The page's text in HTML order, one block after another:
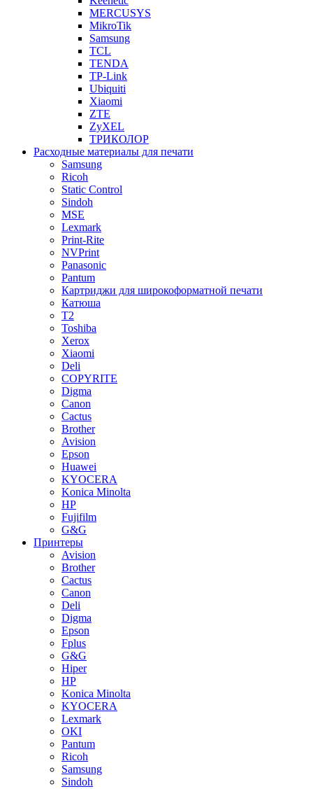
MERCUSYS
MikroTik
Samsung
TCL
TENDA
TP-Link
Ubiquiti
Xiaomi
ZTE
ZyXEL
ТРИКОЛОР
Расходные материалы для печати
Samsung
Ricoh
Static Control
Sindoh
MSE
Lexmark
Print-Rite
NVPrint
Panasonic
Pantum
Картриджи для широкоформатной печати
Катюша
T2
Toshiba
Xerox
Xiaomi
Deli
COPYRITE
Digma
Canon
Cactus
Brother
Avision
Epson
Huawei
KYOCERA
Konica Minolta
HP
Fujifilm
G&G
Принтеры
Avision
Brother
Cactus
Canon
Deli
Digma
Epson
Fplus
G&G
Hiper
HP
Konica Minolta
KYOCERA
Lexmark
OKI
Pantum
Ricoh
Samsung
Sindoh